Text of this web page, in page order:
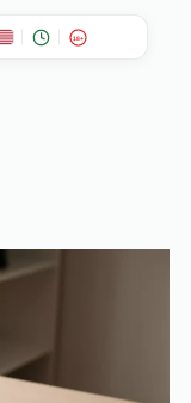
18+